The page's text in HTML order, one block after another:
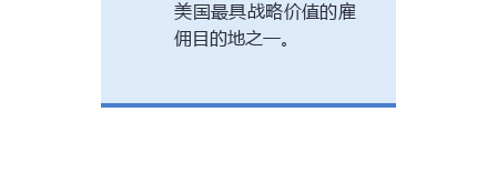
美国最具战略价值的雇
佣目的地之一。